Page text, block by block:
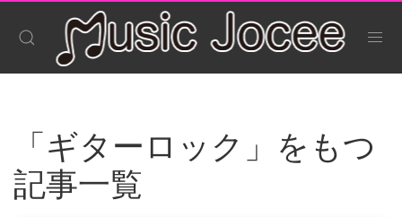
「ギターロック」をもつ
記事一覧